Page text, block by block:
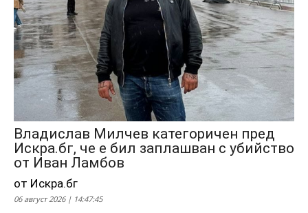
Владислав Милчев категоричен пред
Искра.бг, че е бил заплашван с убийство
от Иван Ламбов
от Искра.бг
06 август 2026 | 14:47:45